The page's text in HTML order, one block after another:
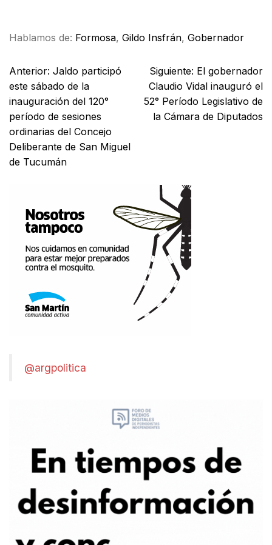
Hablamos de: Formosa, Gildo Insfrán, Gobernador
Anterior: Jaldo participó
este sábado de la
inauguración del 120°
período de sesiones
ordinarias del Concejo
Deliberante de San Miguel
de Tucumán
Siguiente: El gobernador
Claudio Vidal inauguró el
52° Período Legislativo de
la Cámara de Diputados
@argpolitica